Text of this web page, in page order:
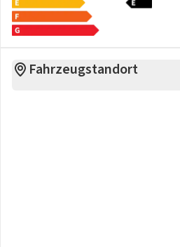
Fahrzeugstandort